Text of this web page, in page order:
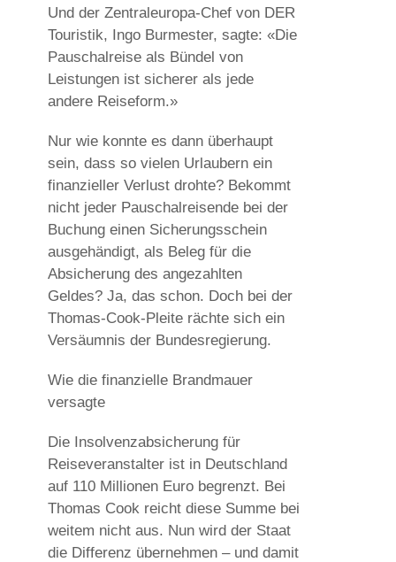
Und der Zentraleuropa-Chef von DER
Touristik, Ingo Burmester, sagte: «Die
Pauschalreise als Bündel von
Leistungen ist sicherer als jede
andere Reiseform.»
Nur wie konnte es dann überhaupt
sein, dass so vielen Urlaubern ein
finanzieller Verlust drohte? Bekommt
nicht jeder Pauschalreisende bei der
Buchung einen Sicherungsschein
ausgehändigt, als Beleg für die
Absicherung des angezahlten
Geldes? Ja, das schon. Doch bei der
Thomas-Cook-Pleite rächte sich ein
Versäumnis der Bundesregierung.
Wie die finanzielle Brandmauer
versagte
Die Insolvenzabsicherung für
Reiseveranstalter ist in Deutschland
auf 110 Millionen Euro begrenzt. Bei
Thomas Cook reicht diese Summe bei
weitem nicht aus. Nun wird der Staat
die Differenz übernehmen – und damit